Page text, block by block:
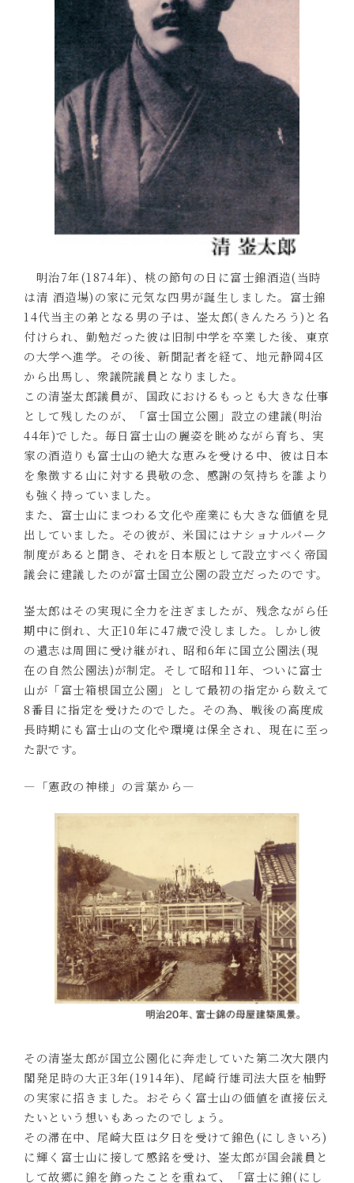
明治7年(1874年)、桃の節句の日に富士錦酒造(当時
は清 酒造場)の家に元気な四男が誕生しました。富士錦
14代当主の弟となる男の子は、崟太郎(きんたろう)と名
付けられ、勤勉だった彼は旧制中学を卒業した後、東京
の大学へ進学。その後、新聞記者を経て、地元静岡4区
から出馬し、衆議院議員となりました。
この清崟太郎議員が、国政におけるもっとも大きな仕事
として残したのが、「富士国立公園」設立の建議(明治
44年)でした。毎日富士山の麗姿を眺めながら育ち、実
家の酒造りも富士山の絶大な恵みを受ける中、彼は日本
を象徴する山に対する畏敬の念、感謝の気持ちを誰より
も強く持っていました。
また、富士山にまつわる文化や産業にも大きな価値を見
出していました。その彼が、米国にはナショナルパーク
制度があると聞き、それを日本版として設立すべく帝国
議会に建議したのが富士国立公園の設立だったのです。
崟太郎はその実現に全力を注ぎましたが、残念ながら任
期中に倒れ、大正10年に47歳で没しました。しかし彼
の遺志は周囲に受け継がれ、昭和6年に国立公園法(現
在の自然公園法)が制定。そして昭和11年、ついに富士
山が「富士箱根国立公園」として最初の指定から数えて
8番目に指定を受けたのでした。その為、戦後の高度成
長時期にも富士山の文化や環境は保全され、現在に至っ
た訳です。
―「憲政の神様」の言葉から―
その清崟太郎が国立公園化に奔走していた第二次大隈内
閣発足時の大正3年(1914年)、尾崎行雄司法大臣を柚野
の実家に招きました。おそらく富士山の価値を直接伝え
たいという想いもあったのでしょう。
その滞在中、尾崎大臣は夕日を受けて錦色(にしきいろ)
に輝く富士山に接して感銘を受け、崟太郎が国会議員と
して故郷に錦を飾ったことを重ねて、「富士に錦(にし